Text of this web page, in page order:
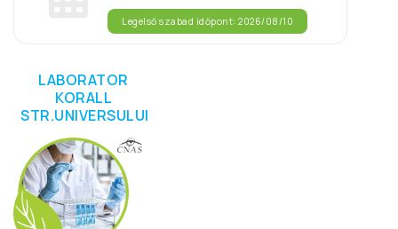
Legelső szabad időpont: 2026/08/10
LABORATOR
KORALL
STR.UNIVERSULUI